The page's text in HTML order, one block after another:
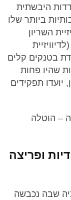
היבשתית
ביותר שלו
השריון
בטנקים קלים
שהיו פחות
יועדו תפקידים
– הוטלה
ופריצה
שבה נכבשה